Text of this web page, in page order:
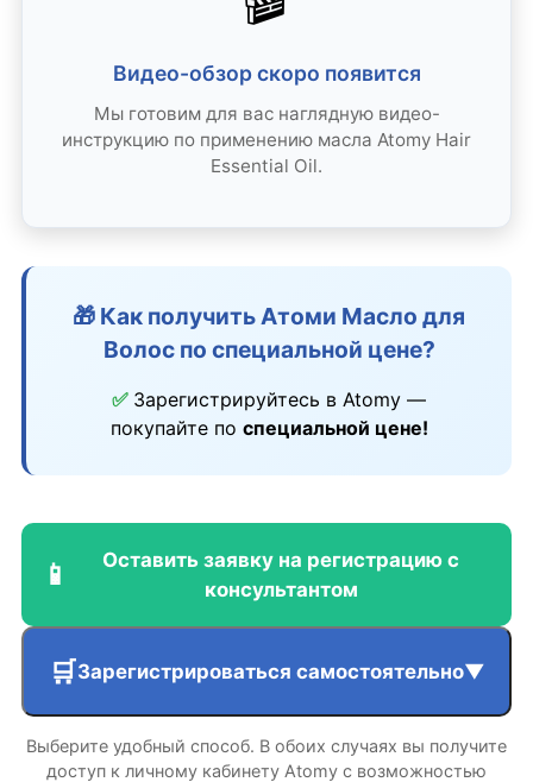
Видео-обзор скоро появится
Мы готовим для вас наглядную видео-
инструкцию по применению масла Atomy Hair
Essential Oil.
🎁 Как получить Атоми Масло для
Волос по специальной цене?
✅ Зарегистрируйтесь в Atomy —
покупайте по специальной цене!
📱
Оставить заявку на регистрацию с
консультантом
🛒Зарегистрироваться самостоятельно▼
Для России и Беларуси Перейти →
Выберите удобный способ. В обоих случаях вы получите
доступ к личному кабинету Atomy с возможностью